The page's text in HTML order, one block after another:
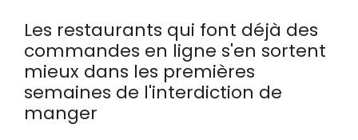
Les restaurants qui font déjà des
commandes en ligne s'en sortent
mieux dans les premières
semaines de l'interdiction de
manger